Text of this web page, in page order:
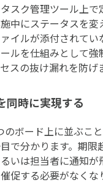
スク管理ツール上で
中にステータスを変
イルが添付されてい
ルを仕組みとして強
スの抜け漏れを防げ
同時に実現する
のボード上に並ぶこ
で分かります。期限
いは担当者に通知が
促する必要がなくな